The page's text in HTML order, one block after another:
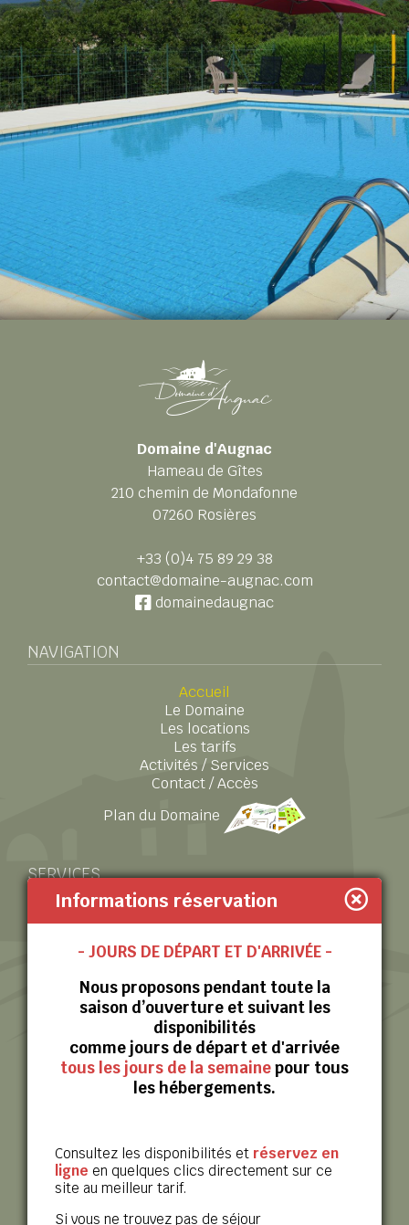
Domaine d'Augnac
Hameau de Gîtes
210 chemin de Mondafonne
07260 Rosières
+33 (0)4 75 89 29 38
contact@domaine-augnac.com
domainedaugnac
NAVIGATION
Accueil
Le Domaine
Les locations
Les tarifs
Activités / Services
Contact / Accès
Plan du Domaine
SERVICES
Chèques Vacances
WiFi en accès gratuit
PARTENAIRE
OT Cévennes d'Ardèche
Informations réservation
- JOURS DE DÉPART ET D'ARRIVÉE -
Nous proposons pendant toute la
saison d’ouverture et suivant les
disponibilités
comme jours de départ et d'arrivée
tous les jours de la semainepour tous
les hébergements.
Consultez les disponibilités et réservez en
ligne en quelques clics directement sur ce
site au meilleur tarif.
Si vous ne trouvez pas de séjour